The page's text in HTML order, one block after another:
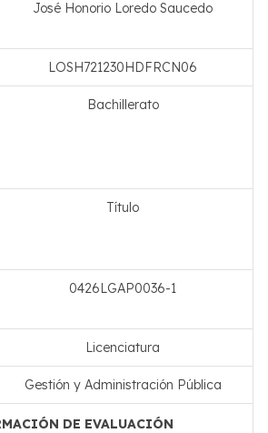
José Honorio Loredo Saucedo
LOSH721230HDFRCN06
Bachillerato
Título
0426LGAP0036-1
Licenciatura
Gestión y Administración Pública
DE EVALUACIÓN